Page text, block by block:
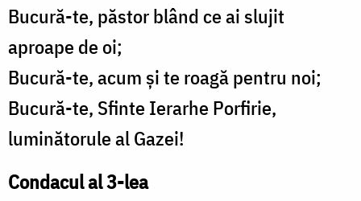
Bucură-te, păstor blând ce ai slujit
aproape de oi;
Bucură-te, acum și te roagă pentru noi;
Bucură-te, Sfinte Ierarhe Porfirie,
luminătorule al Gazei!
Condacul al 3-lea